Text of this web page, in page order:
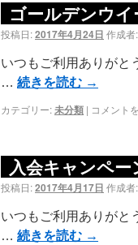
ゴールデンウ
投稿日:2017年4月24日 作成者:
いつもご利用ありがと
… 続きを読む →
カテゴリー:未分類 | コメント
入会キャンペー
投稿日:2017年4月17日 作成者:
いつもご利用ありがと
… 続きを読む →